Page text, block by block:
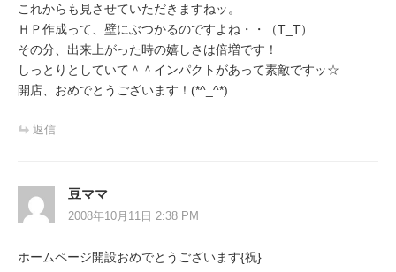
これからも見させていただきますねッ。
ＨＰ作成って、壁にぶつかるのですよね・・（T_T）
その分、出来上がった時の嬉しさは倍増です！
しっとりとしていて＾＾インパクトがあって素敵ですッ☆
開店、おめでとうございます！(*^_^*)
返信
豆ママ
2008年10月11日 2:38 PM
ホームページ開設おめでとうございます{祝}